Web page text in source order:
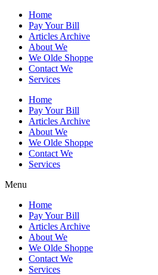
Home
Pay Your Bill
Articles Archive
About We
We Olde Shoppe
Contact We
Services
Home
Pay Your Bill
Articles Archive
About We
We Olde Shoppe
Contact We
Services
Menu
Home
Pay Your Bill
Articles Archive
About We
We Olde Shoppe
Contact We
Services